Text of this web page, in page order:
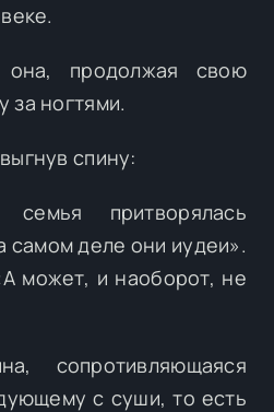
продолжая свою
за ногтями.
спину:
притворялась
самом деле они иудеи».
может, и наоборот, не
сопротивляющаяся
с суши, то есть